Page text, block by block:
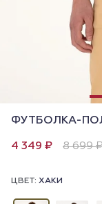
ФУТБОЛКА-
4 349 ₽ 8 699
ЦВЕТ: ХАКИ